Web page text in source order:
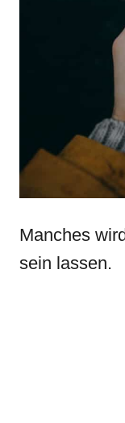
Manches
sein lassen.